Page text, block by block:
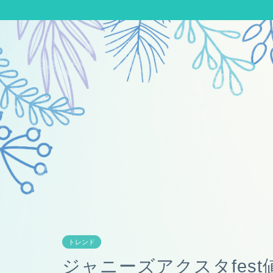
トレンド
ジャニーズアクスタfest